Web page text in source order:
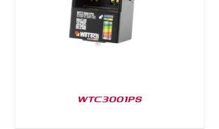
WTC3001PS